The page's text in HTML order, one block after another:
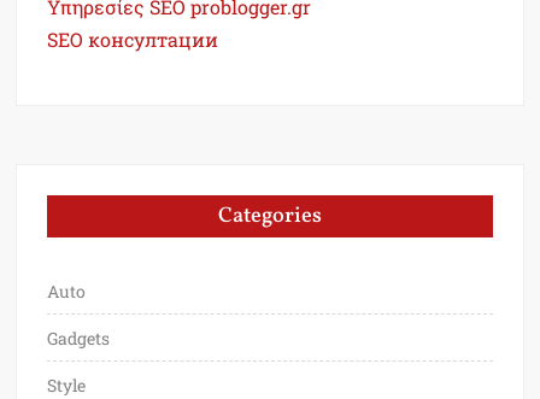
Υπηρεσίες SEO problogger.gr
SEO консултации
Categories
Auto
Gadgets
Style